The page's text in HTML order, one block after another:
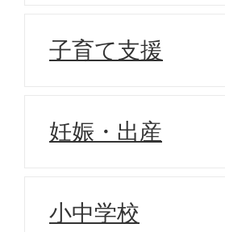
子育て支援
妊娠・出産
小中学校